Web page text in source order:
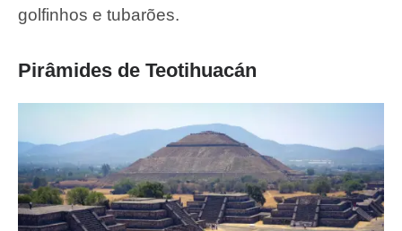
golfinhos e tubarões.
Pirâmides de Teotihuacán